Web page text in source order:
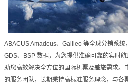
ABACUS Amadeus、 Galileo 等全球分销系统
GDS、BSP 数据，为您提供准确可靠的实时
助您高效解决全方位的国际机票及差旅需求。
的服务团队，长期秉持高标准服务理念，与各